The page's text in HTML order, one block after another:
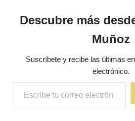
Descubre más
Muñoz
Suscríbete y recibe las últimas
electrónico.
Escribe tu correo electrónico…